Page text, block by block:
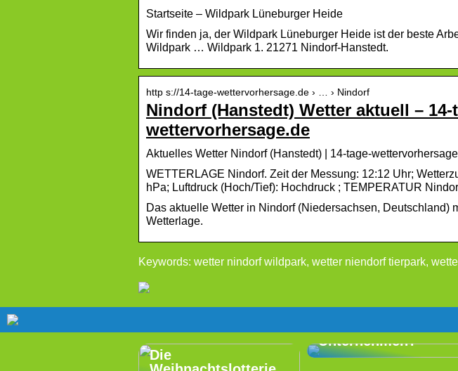
Startseite – Wildpark Lüneburger Heide
Wir finden ja, der Wildpark Lüneburger Heide ist der beste
Wildpark … Wildpark 1. 21271 Nindorf-Hanstedt.
http s://14-tage-wettervorhersage.de › … › Nindorf
Nindorf (Hanstedt) Wetter aktuell – 14-
wettervorhersage.de
Aktuelles Wetter Nindorf (Hanstedt) | 14-tage-
WETTERLAGE Nindorf. Zeit der Messung: 12:12 Uhr;
hPa; Luftdruck (Hoch/Tief): Hochdruck ; TEMPERATUR
Das aktuelle Wetter in Nindorf (Niedersachsen, Deutschland)
Wetterlage.
Keywords: wetter nindorf wildpark, wetter niendorf tierpark,
Die
Unternehmen?